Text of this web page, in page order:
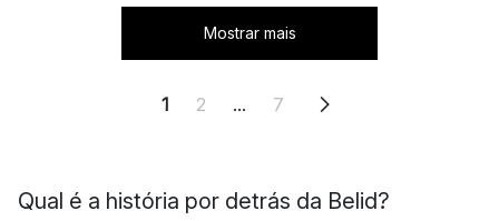
Mostrar mais
1 2 ... 7
Qual é a história por detrás da Belid?